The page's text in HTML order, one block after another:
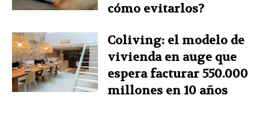
cómo evitarlos?
Coliving: el modelo de
vivienda en auge que
espera facturar 550.000
millones en 10 años